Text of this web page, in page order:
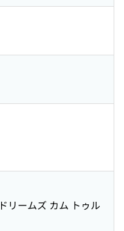
ドリームズ カム トゥル